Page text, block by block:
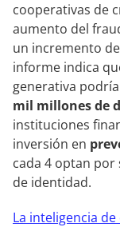
cooperativas de
aumento del
un incremento
informe indica
generativa
mil millones de
instituciones
inversión en
cada 4 optan por
de identidad.
La inteligencia